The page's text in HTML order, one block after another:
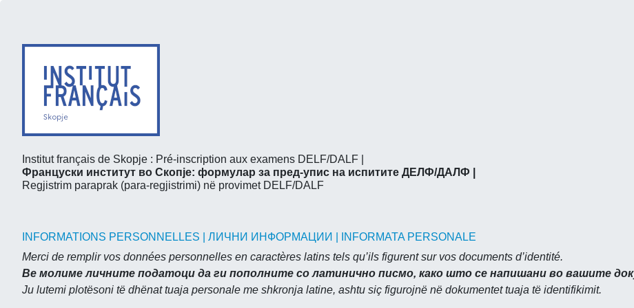
Institut français de Skopje : Pré-inscription aux examens DELF/DALF |
Француски институт во Скопје: формулар за пред-упис на испитите ДЕЛФ/ДАЛФ |
Regjistrim paraprak (para-regjistrimi) në provimet DELF/DALF
INFORMATIONS PERSONNELLES | ЛИЧНИ ИНФОРМАЦИИ | INFORMATA PERSONALE
Merci de remplir vos données personnelles en caractères latins tels qu’ils figurent sur vos documents d’identité.
Ве молиме личните податоци да ги пополните со латинично писмо, како што се напишани во вашите
Ju lutemi plotësoni të dhënat tuaja personale me shkronja latine, ashtu siç figurojnë në dokumentet tuaja të identifikimit.